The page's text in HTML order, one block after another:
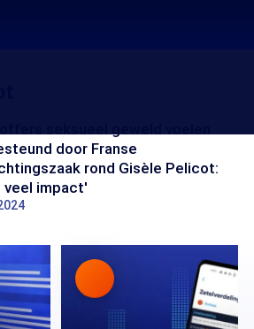
door Franse
rond Gisèle Pelicot:
veel impact'